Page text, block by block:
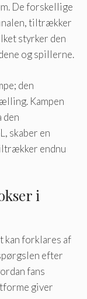
De forskellige
tiltrækker
styrker den
og spillerne.
den
Kampen
den
skaber en
endnu
i
kan forklares af
efter
fans
giver